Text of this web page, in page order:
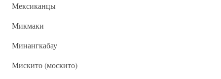
Мексиканцы
Микмаки
Минангкабау
Мискито (москито)